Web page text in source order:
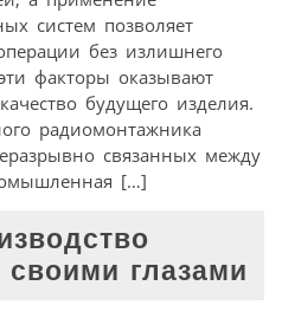
систем позволяет
без излишнего
факторы оказывают
будущего изделия.
радиомонтажника
связанных между
[…]
глазами